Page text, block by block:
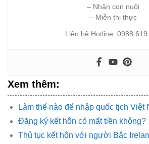
– Nhận con nuôi
– Miễn thị thực
Liên hệ Hotline:
Xem thêm:
Làm thế nào để nhập quốc tịch Việt
Đăng ký kết hôn có mất tiền không?
Thủ tục kết hôn với người Bắc